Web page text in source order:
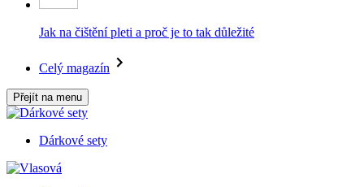
Jak na čištění pleti a proč je to tak důležité
Celý magazín
Přejít na menu
Dárkové sety